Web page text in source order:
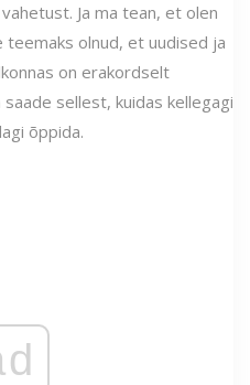
Ja ma tean, et olen
olnud, et uudised ja
on erakordselt
sellest, kuidas kellegagi
õppida.